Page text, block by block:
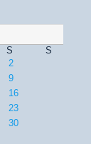
S
S
2
9
16
23
30